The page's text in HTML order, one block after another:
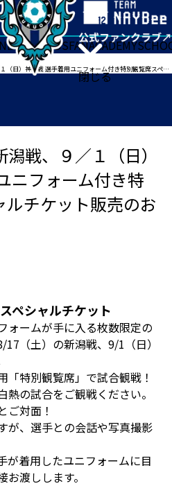
閉じる
NEWSGOODSFANACADEMY
戦 選手着用ユニフォーム付き特別観覧席スペシャルチケット販売のお知らせ
戦、９／１（日）
ニフォーム付き特
チケット販売のお
ペシャルチケット
ームが手に入る枚数限定の
（土）の新潟戦、9/1（日）
特別観覧席」で試合観戦！
の試合をご観戦ください。
対面！
が、選手との会話や写真撮影
が着用したユニフォームに目
渡しします。